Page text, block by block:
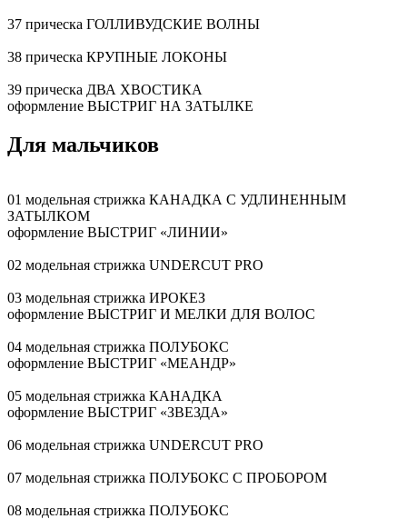
37 прическа ГОЛЛИВУДСКИЕ ВОЛНЫ
38 прическа КРУПНЫЕ ЛОКОНЫ
39 прическа ДВА ХВОСТИКА
оформление ВЫСТРИГ НА ЗАТЫЛКЕ
Для мальчиков
01 модельная стрижка КАНАДКА С УДЛИНЕННЫМ
ЗАТЫЛКОМ
оформление ВЫСТРИГ «ЛИНИИ»
02 модельная стрижка UNDERCUT PRO
03 модельная стрижка ИРОКЕЗ
оформление ВЫСТРИГ И МЕЛКИ ДЛЯ ВОЛОС
04 модельная стрижка ПОЛУБОКС
оформление ВЫСТРИГ «МЕАНДР»
05 модельная стрижка КАНАДКА
оформление ВЫСТРИГ «ЗВЕЗДА»
06 модельная стрижка UNDERCUT PRO
07 модельная стрижка ПОЛУБОКС С ПРОБОРОМ
08 модельная стрижка ПОЛУБОКС